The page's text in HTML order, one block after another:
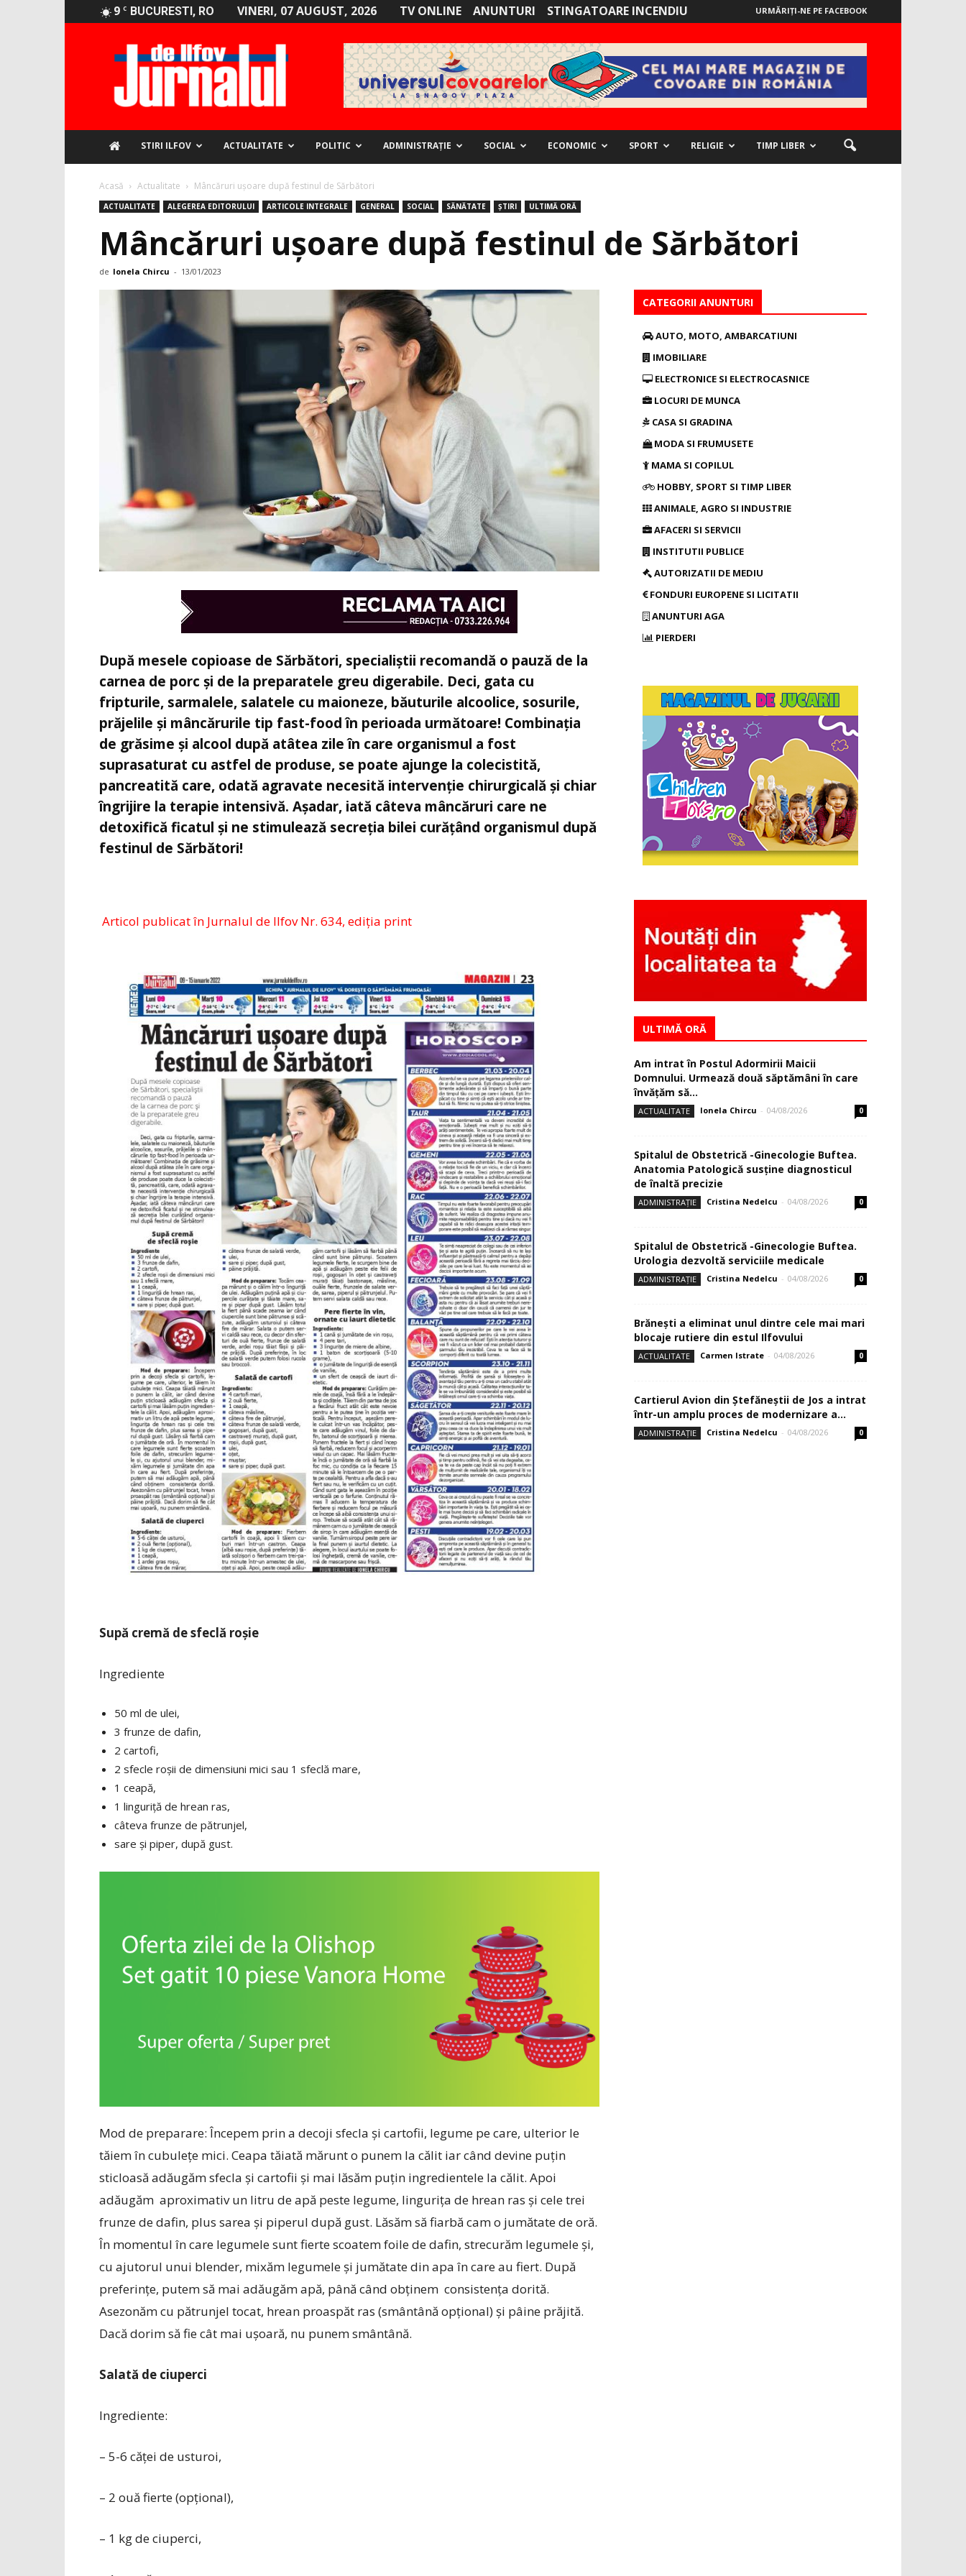
9 C BUCURESTI, RO VINERI, 07 AUGUST, 2026 TV ONLINE ANUNTURI STINGATOARE INCENDIU URMĂRIȚI-NE PE FACEBOOK
STIRI ILFOV ACTUALITATE POLITIC ADMINISTRAȚIE SOCIAL ECONOMIC SPORT RELIGIE TIMP LIBER
Acasă Actualitate Mâncăruri ușoare după festinul de Sărbători
ACTUALITATE ALEGEREA EDITORULUI ARTICOLE INTEGRALE GENERAL SOCIAL SĂNĂTATE ȘTIRI ULTIMĂ ORĂ
Mâncăruri ușoare după festinul de Sărbători
de Ionela Chircu - 13/01/2023
După mesele copioase de Sărbători, specialiștii recomandă o pauză de la
carnea de porc și de la preparatele greu digerabile. Deci, gata cu
fripturile, sarmalele, salatele cu maioneze, băuturile alcoolice, sosurile,
prăjelile și mâncărurile tip fast-food în perioada următoare! Combinația
de grăsime și alcool după atâtea zile în care organismul a fost
suprasaturat cu astfel de produse, se poate ajunge la colecistită,
pancreatită care, odată agravate necesită intervenție chirurgicală și chiar
îngrijire la terapie intensivă. Așadar, iată câteva mâncăruri care ne
detoxifică ficatul și ne stimulează secreția bilei curățând organismul după
festinul de Sărbători!
Articol publicat în Jurnalul de Ilfov Nr. 634, ediția print
Supă cremă de sfeclă roșie
Ingrediente
50 ml de ulei,
3 frunze de dafin,
2 cartofi,
2 sfecle roșii de dimensiuni mici sau 1 sfeclă mare,
1 ceapă,
1 linguriță de hrean ras,
câteva frunze de pătrunjel,
sare și piper, după gust.
Mod de preparare: Începem prin a decoji sfecla și cartofii, legume pe care, ulterior le
tăiem în cubulețe mici. Ceapa tăiată mărunt o punem la călit iar când devine puțin
sticloasă adăugăm sfecla și cartofii și mai lăsăm puțin ingredientele la călit. Apoi
adăugăm aproximativ un litru de apă peste legume, lingurița de hrean ras și cele trei
frunze de dafin, plus sarea și piperul după gust. Lăsăm să fiarbă cam o jumătate de oră.
În momentul în care legumele sunt fierte scoatem foile de dafin, strecurăm legumele și,
cu ajutorul unui blender, mixăm legumele și jumătate din apa în care au fiert. După
preferințe, putem să mai adăugăm apă, până când obținem consistența dorită.
Asezonăm cu pătrunjel tocat, hrean proaspăt ras (smântână opțional) și pâine prăjită.
Dacă dorim să fie cât mai ușoară, nu punem smântână.
Salată de ciuperci
Ingrediente:
– 5-6 căței de usturoi,
– 2 ouă fierte (opțional),
– 1 kg de ciuperci,
CATEGORII ANUNTURI
AUTO, MOTO, AMBARCATIUNI
IMOBILIARE
ELECTRONICE SI ELECTROCASNICE
LOCURI DE MUNCA
CASA SI GRADINA
MODA SI FRUMUSETE
MAMA SI COPILUL
HOBBY, SPORT SI TIMP LIBER
ANIMALE, AGRO SI INDUSTRIE
AFACERI SI SERVICII
INSTITUTII PUBLICE
AUTORIZATII DE MEDIU
FONDURI EUROPENE SI LICITATII
ANUNTURI AGA
PIERDERI
ULTIMĂ ORĂ
Am intrat în Postul Adormirii Maicii
Domnului. Urmează două săptămâni în care
învăţăm să...
ACTUALITATE Ionela Chircu - 04/08/2026 0
Spitalul de Obstetrică -Ginecologie Buftea.
Anatomia Patologică susţine diagnosticul
de înaltă precizie
ADMINISTRAȚIE Cristina Nedelcu - 04/08/2026 0
Spitalul de Obstetrică -Ginecologie Buftea.
Urologia dezvoltă serviciile medicale
ADMINISTRAȚIE Cristina Nedelcu - 04/08/2026 0
Brănești a eliminat unul dintre cele mai mari
blocaje rutiere din estul Ilfovului
ACTUALITATE Carmen Istrate - 04/08/2026 0
Cartierul Avion din Ştefăneştii de Jos a intrat
într-un amplu proces de modernizare a...
ADMINISTRAȚIE Cristina Nedelcu - 04/08/2026 0